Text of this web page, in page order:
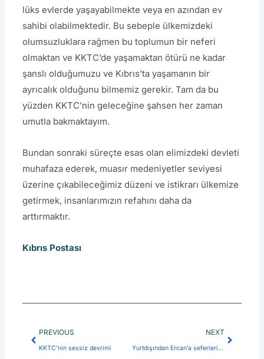
lüks evlerde yaşayabilmekte veya en azından ev
sahibi olabilmektedir. Bu sebeple ülkemizdeki
olumsuzluklara rağmen bu toplumun bir neferi
olmaktan ve KKTC’de yaşamaktan ötürü ne kadar
şanslı olduğumuzu ve Kıbrıs’ta yaşamanın bir
ayrıcalık olduğunu bilmemiz gerekir. Tam da bu
yüzden KKTC’nin geleceğine şahsen her zaman
umutla bakmaktayım.
Bundan sonraki süreçte esas olan elimizdeki devleti
muhafaza ederek, muasır medeniyetler seviyesi
üzerine çıkabileceğimiz düzeni ve istikrarı ülkemize
getirmek, insanlarımızın refahını daha da
arttırmaktır.
Kıbrıs Postası
PREVIOUS
KKTC’nin sessiz devrimi
NEXT
Yurtdışından Ercan’a seferlerin başlaması